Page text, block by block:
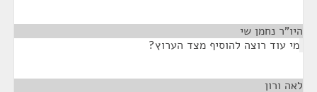
היו"ר נחמן שי
מי עוד רוצה להוסיף מצד הערוץ?
לאה ורון